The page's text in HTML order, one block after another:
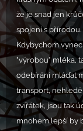
že je snad jen
spojení s
Kdybychom
"výrobou" mléka,
odebírání mláďat
transport,
zvířátek, jsou tak
mnohem lepší by